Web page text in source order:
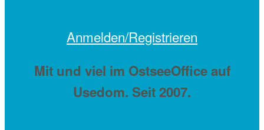
Anmelden/Registrieren
Mit und viel im OstseeOffice auf
Usedom. Seit 2007.